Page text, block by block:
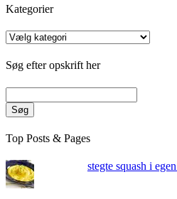
Kategorier
Kategorier
Søg efter opskrift her
Søg
Top Posts & Pages
stegte squash i